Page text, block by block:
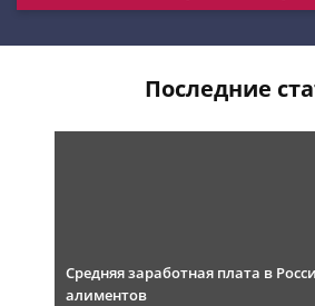
Последние
Средняя заработная плата в
алиментов